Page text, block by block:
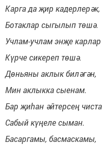
Карга да җир кадерлерәк,
Ботаклар сыгылып төшә.
Учлам-учлам энҗе карлар
Күрче сикереп төшә.
Дөньяны аклык биләгән,
Мин аклыкка сыенам.
Бар җиһан әйтерсең чиста
Сабый күңеле сыман.
Басаргамы, басмаскамы,